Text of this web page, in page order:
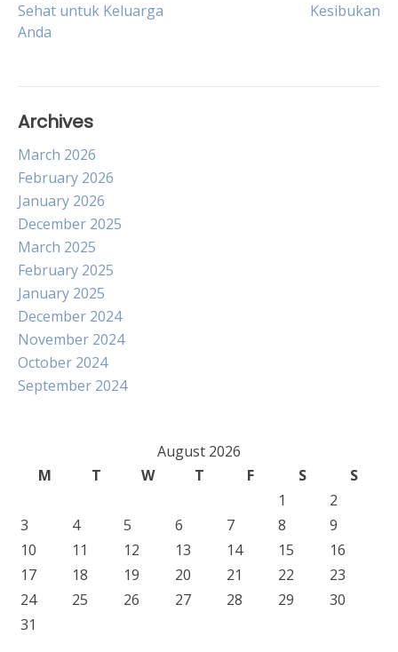
navigation
Sehat untuk Keluarga
Anda
Kesibukan
Archives
March 2026
February 2026
January 2026
December 2025
March 2025
February 2025
January 2025
December 2024
November 2024
October 2024
September 2024
August 2026
M
T W T F S
S
1
2
3
4 5 6 7 8
9
10
11 12 13 14 15
16
17
18 19 20 21 22
23
24
25 26 27 28 29
30
31